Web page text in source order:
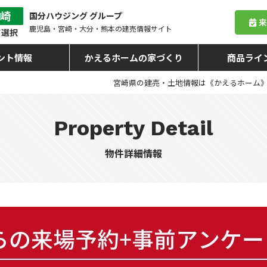
国分ハウジング グループ
鹿児島・宮崎・大分・熊本の建売情報サイト
ト情報 かえるホームの家づくり 商品ライ
宮崎県の建売・土地情報は《かえるホーム
Property Detail
物件詳細情報